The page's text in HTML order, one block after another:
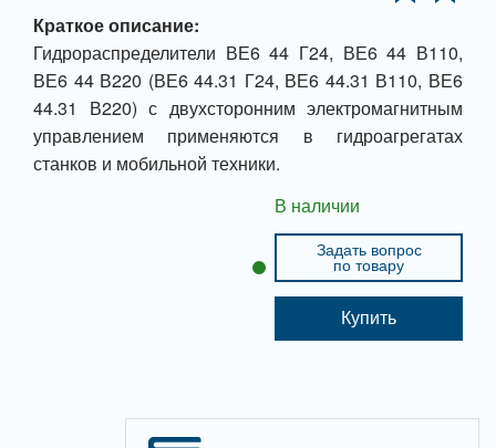
Краткое описание:
Гидрораспределители ВЕ6 44 Г24, ВЕ6 44 В110,
ВЕ6 44 В220 (ВЕ6 44.31 Г24, ВЕ6 44.31 В110, ВЕ6
44.31 В220) с двухсторонним электромагнитным
управлением применяются в гидроагрегатах
станков и мобильной техники.
В наличии
Задать вопрос
по товару
Купить